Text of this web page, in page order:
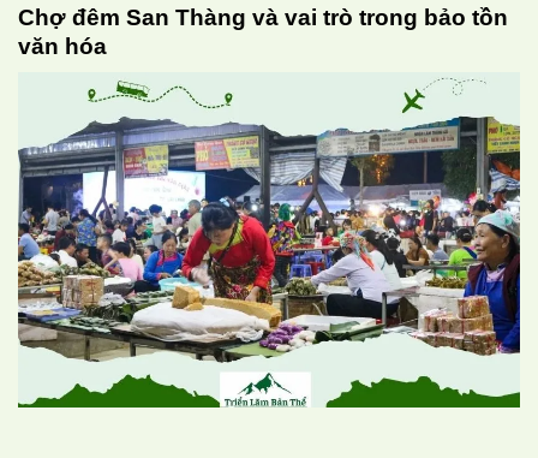
Chợ đêm San Thàng và vai trò trong bảo tồn
văn hóa